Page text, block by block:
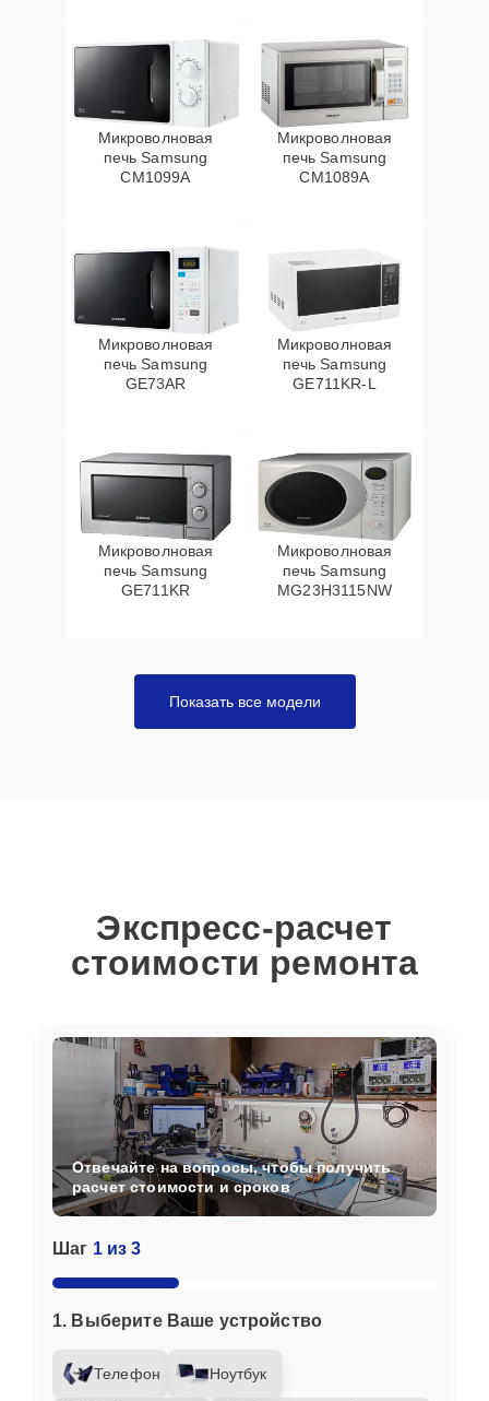
Микроволновая
печь Samsung
CM1099A
Микроволновая
печь Samsung
CM1089A
Микроволновая
печь Samsung
GE73AR
Микроволновая
печь Samsung
GE711KR-L
Микроволновая
печь Samsung
GE711KR
Микроволновая
печь Samsung
MG23H3115NW
Показать все модели
Экспресс-расчет
стоимости ремонта
Шаг 1 из 3
1. Выберите Ваше устройство
Телефон Ноутбук
Отвечайте на вопросы, чтобы получить
расчет стоимости и сроков